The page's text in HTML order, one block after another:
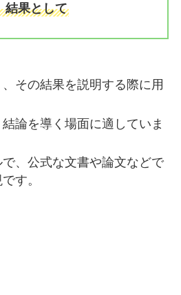
結果として
その結果を説明する際に用
論を導く場面に適していま
、公式な文書や論文などで
す。